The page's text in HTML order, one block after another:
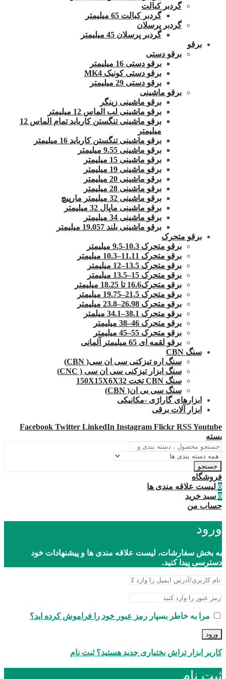
گردبر کبالت
گردبر کبالت 65 میلیمتر
گردبر پرسلان
گردبر پرسلان 45 میلیمتر
برقو
برقو دستی
برقو دستی 16 میلیمتر
برقو دستی کونیک MK4
برقو دستی 29 میلیمتر
برقو ماشینی
برقو ماشینی زینگر
برقو ماشینی لب الماس 12 میلیمتر
برقو ماشینی تنگستن کارباید تمام الماس 12
میلیمتر
برقو ماشینی تنگستن کارباید 16 میلیمتر
برقو ماشینی 9.55 میلیمتر
برقو ماشینی 15 میلیمتر
برقو ماشینی 19 میلیمتر
برقو ماشینی 20 میلیمتر
برقو ماشینی 28 میلیمتر
برقو ماشینی 32 میلیمتر مارپیچ
برقو ماشینی ماپال 32 میلیمتر
برقو ماشینی 34 میلیمتر
برقو ماشینی بلند 19.057 میلیمتر
برقو متحرک
برقو متحرک 10.3-9.5 میلیمتر
برقو متحرک 11.11–10.3 میلیمتر
برقو متحرک 13.5–12 میلیمتر
برقو متحرک 15–13.5 میلیمتر
برقو متحرک16.6 تا 18.25 میلیمتر
برقو متحرک 21.5–19.75 میلیمتر
برقو متحرک 26.98–23.8 میلیمتر
برقو متحرک 38.1–34.1 میلمتر
برقو متحرک 46–38 میلیمتر
برقو متحرک 55–45 میلیمتر
برقو لقمه ای 65 میلیمتر آلمانی
سنگ CBN
سنگ اره تیزکنی سی ان سی( CBN)
سنگ ابزار تیزکنی سی ان سی ( CNC)
سنگ CBN تخت 150X15X6X32
سنگ سی بی ان( CBN)
ابزارهای گاراژی -مکانیکی
ابزار آلات برقی
Facebook Twitter LinkedIn Instagram Flickr RSSYoutube
بسته
جستجو
فروشگاه
0 لیست علاقه مندی ها
0 سبد خرید
حساب من
ورود
به بخش سفارشات، لیست علاقه مندی ها و پیشنهادات خود
دسترسی پیدا کنید.
مرا به خاطر بسپار رمز عبور خود را فراموش کرده اید؟
ورود
کاربر ابزار تراش بختیاری جدید هستید؟ ثبت نام
ثبت نام